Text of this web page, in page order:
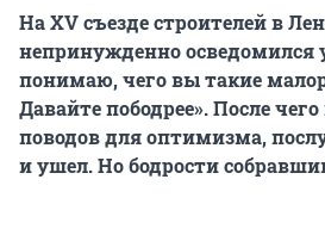
На XV съезде строителей в
непринужденно осведомился
понимаю, чего вы такие
Давайте пободрее». После
поводов для оптимизма,
и ушел. Но бодрости